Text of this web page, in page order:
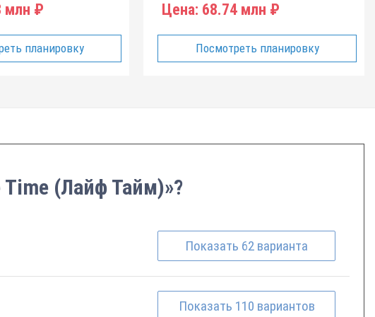
млн ₽
планировку
Цена: 68.74 млн ₽
Посмотреть планировку
Time (Лайф Тайм)»?
Показать 62 варианта
Показать 110 вариантов